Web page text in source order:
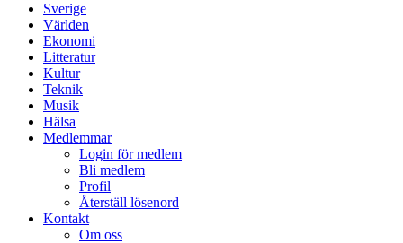
Sverige
Världen
Ekonomi
Litteratur
Kultur
Teknik
Musik
Hälsa
Medlemmar
Login för medlem
Bli medlem
Profil
Återställ lösenord
Kontakt
Om oss